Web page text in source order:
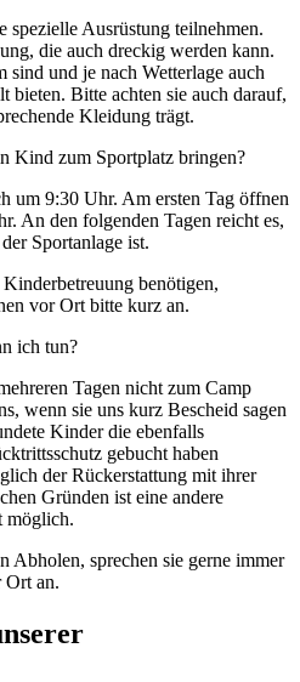
Ausrüstung teilnehmen.
die auch dreckig werden kann.
sind und je nach Wetterlage auch
bieten. Bitte achten sie auch darauf,
Kleidung trägt.
Kind zum Sportplatz bringen?
um 9:30 Uhr. Am ersten Tag öffnen
An den folgenden Tagen reicht es,
Sportanlage ist.
benötigen,
vor Ort bitte kurz an.
ich tun?
Tagen nicht zum Camp
wenn sie uns kurz Bescheid sagen
Kinder die ebenfalls
gebucht haben
der Rückerstattung mit ihrer
Gründen ist eine andere
möglich.
Abholen, sprechen sie gerne immer
Ort an.